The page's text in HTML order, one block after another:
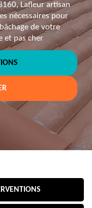
Lafleur artisan
nécessaires pour
de votre
et pas cher